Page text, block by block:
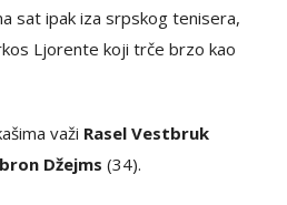
sat ipak iza srpskog tenisera,
Ljorente koji trče brzo kao
važi Rasel Vestbruk
Džejms (34).